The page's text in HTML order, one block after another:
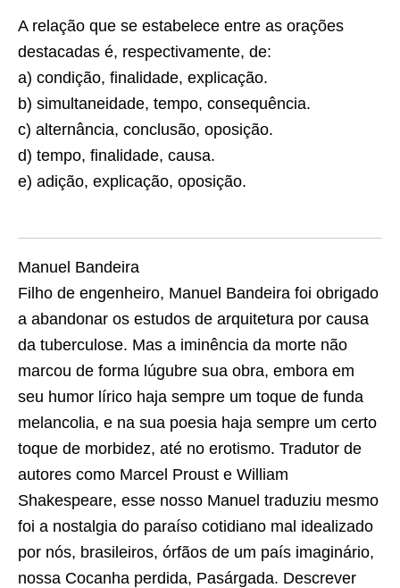
A relação que se estabelece entre as orações
destacadas é, respectivamente, de:
a) condição, finalidade, explicação.
b) simultaneidade, tempo, consequência.
c) alternância, conclusão, oposição.
d) tempo, finalidade, causa.
e) adição, explicação, oposição.
Manuel Bandeira
Filho de engenheiro, Manuel Bandeira foi obrigado
a abandonar os estudos de arquitetura por causa
da tuberculose. Mas a iminência da morte não
marcou de forma lúgubre sua obra, embora em
seu humor lírico haja sempre um toque de funda
melancolia, e na sua poesia haja sempre um certo
toque de morbidez, até no erotismo. Tradutor de
autores como Marcel Proust e William
Shakespeare, esse nosso Manuel traduziu mesmo
foi a nostalgia do paraíso cotidiano mal idealizado
por nós, brasileiros, órfãos de um país imaginário,
nossa Cocanha perdida, Pasárgada. Descrever